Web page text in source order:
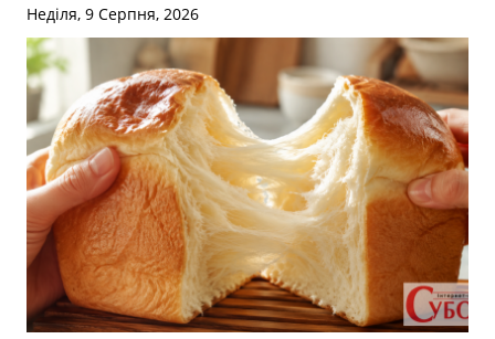
Неділя, 9 Серпня, 2026